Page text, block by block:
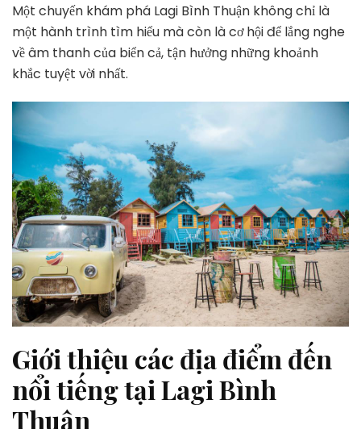
Một chuyến khám phá Lagi Bình Thuận không chỉ là
một hành trình tìm hiểu mà còn là cơ hội để lắng nghe
về âm thanh của biển cả, tận hưởng những khoảnh
khắc tuyệt vời nhất.
Giới thiệu các địa điểm đến
nổi tiếng tại Lagi Bình
Thuận